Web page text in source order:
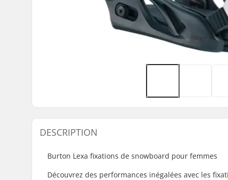
DESCRIPTION
Burton Lexa fixations de snowboard pour femmes
Découvrez des performances inégalées avec les